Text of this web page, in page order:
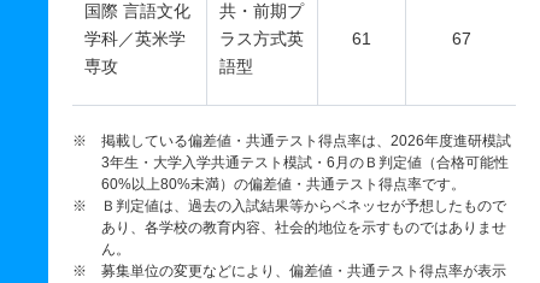
国際 言語文化
学科／英米学
専攻
共・前期プ
ラス方式英
語型
61 67
※ 掲載している偏差値・共通テスト得点率は、2026年度進研模試
3年生・大学入学共通テスト模試・6月のＢ判定値（合格可能性
60%以上80%未満）の偏差値・共通テスト得点率です。
※ Ｂ判定値は、過去の入試結果等からベネッセが予想したもので
あり、各学校の教育内容、社会的地位を示すものではありませ
ん。
※ 募集単位の変更などにより、偏差値・共通テスト得点率が表示